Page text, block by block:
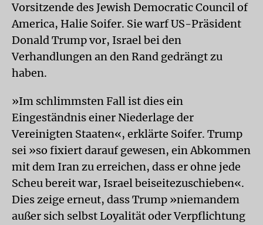
Vorsitzende des Jewish Democratic Council of
America, Halie Soifer. Sie warf US-Präsident
Donald Trump vor, Israel bei den
Verhandlungen an den Rand gedrängt zu
haben.
»Im schlimmsten Fall ist dies ein
Eingeständnis einer Niederlage der
Vereinigten Staaten«, erklärte Soifer. Trump
sei »so fixiert darauf gewesen, ein Abkommen
mit dem Iran zu erreichen, dass er ohne jede
Scheu bereit war, Israel beiseitezuschieben«.
Dies zeige erneut, dass Trump »niemandem
außer sich selbst Loyalität oder Verpflichtung